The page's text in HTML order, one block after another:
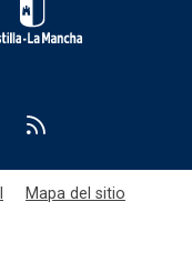
Mapa del sitio